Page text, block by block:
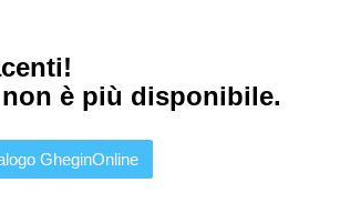
è più disponibile.
GheginOnline